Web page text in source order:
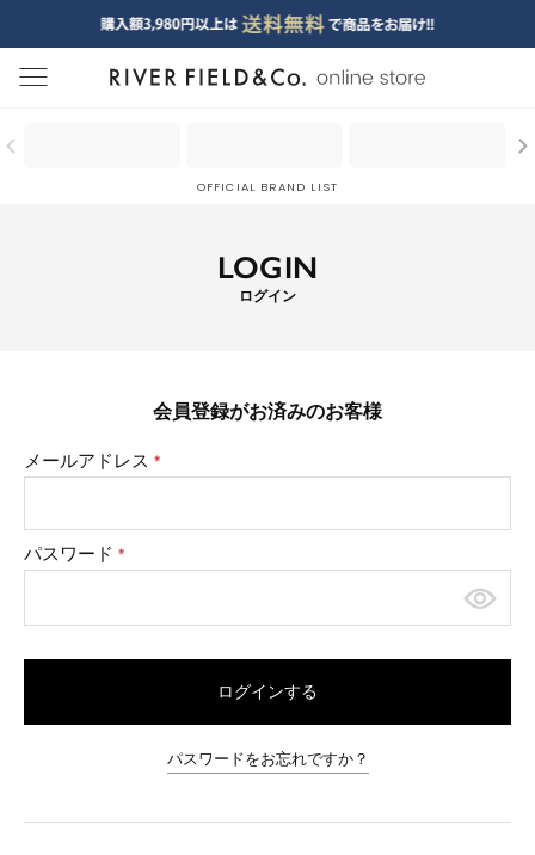
menu
OFFICIAL BRAND LIST
LOGIN
ログイン
会員登録がお済みのお客様
メールアドレス
(必
パスワード
(必
ログインする
パスワードをお忘れですか？